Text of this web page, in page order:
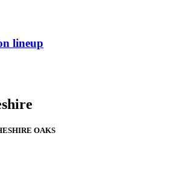
lineup
OAKS